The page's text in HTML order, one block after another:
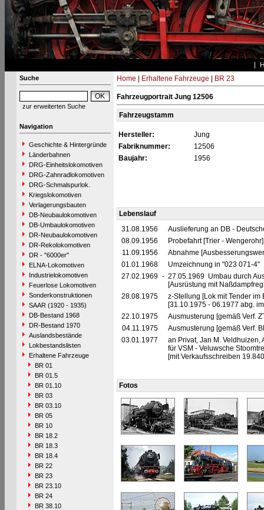
Suche
zur erweiterten Suche
Navigation
Geschichte & Hintergründe
Länderbahnen
DRG-Einheitslokomotiven
DRG-Zahnradlokomotiven
DRG-Schmalspurlok.
Kriegslokomotiven
Verlagerungsbauten
DB-Neubaulokomotiven
DB-Umbaulokomotiven
DR-Neubaulokomotiven
DR-Rekolokomotiven
DR - "6000er"
ELNA-Lokomotiven
Industrielokomotiven
Feuerlose Lokomotiven
Sonderkonstruktionen
SAAR (1920 - 1935)
DB-Bestand 1968
DR-Bestand 1970
Auslandsbestände
Lokbestandslisten
Erhaltene Fahrzeuge
BR 01
BR 01.5
BR 01.10
BR 03
BR 03.10
BR 05
BR 10
BR 18.2
BR 18.3
BR 18.4
BR 22
BR 23
BR 23.10
BR 24
BR 38.10
Home Erhaltene Fahrzeuge BR 23
Fahrzeugportrait Jung 12506
Fahrzeugstamm
Hersteller:
Jung
Fabriknummer:
12506
Baujahr:
1956
Lebenslauf
31.08.1956
Auslieferung an DB -
08.09.1956
Probefahrt [Trier - Wengerohr]
11.09.1956
Abnahme
01.01.1968
Umzeichnung in "023 071-4"
27.02.1969 - 27.05.1969 Umbau durch
[Ausrüstung mit
28.08.1975
z-Stellung [Lok mit Tender im
[31.10.1975 - 06.1977 abg.
22.10.1975
Ausmusterung [gemäß Verf.
04.11.1975
Ausmusterung [gemäß Verf.
03.01.1977
an Privat, Jan M. Veldhuizen,
für VSM - Veluwsche
[mit Verkaufsschreiben
Fotos